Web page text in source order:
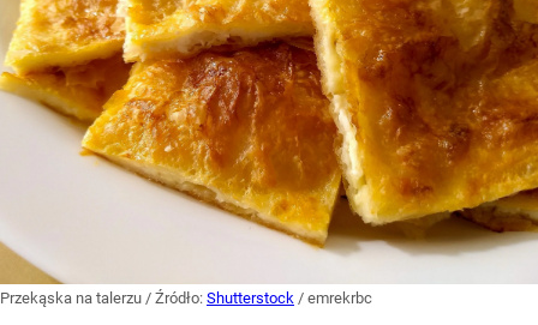
Przekąska na talerzu / Źródło: Shutterstock / emrekrbc